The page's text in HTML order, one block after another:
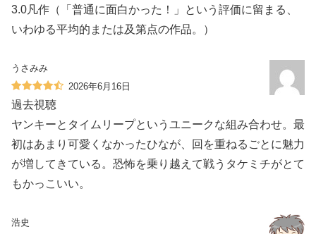
3.0凡作（「普通に面白かった！」という評価に留まる、
いわゆる平均的または及第点の作品。）
うさみみ
2026年6月16日
過去視聴
ヤンキーとタイムリープというユニークな組み合わせ。最
初はあまり可愛くなかったひなが、回を重ねるごとに魅力
が増してきている。恐怖を乗り越えて戦うタケミチがとて
もかっこいい。
浩史